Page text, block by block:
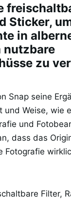
Sticker,
in
nutzbare
zu
Snap seine
und Weise, wie
und
dass das
Fotografie
Filter,